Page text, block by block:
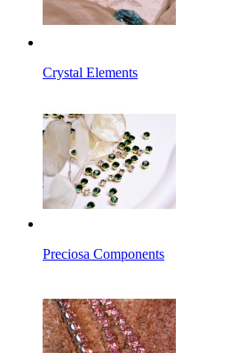
Crystal Elements
Preciosa Components